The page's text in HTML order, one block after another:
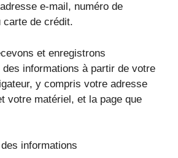
e-mail, numéro de
carte de crédit.
et enregistrons
des informations à partir de votre
y compris votre adresse
votre matériel, et la page que
informations